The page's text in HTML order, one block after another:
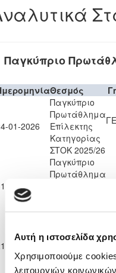
Αυτή η ιστοσελίδα
Χρησιμοποιούμε
λειτουργιών
Παγκύπριο
Θεσμός
01-2026
Παγκύπριο
Πρωτάθλημα
Επίλεκτης
Κατηγορίας
ΣΤΟΚ 2025/26
01-2026
Παγκύπριο
Πρωτάθλημα
ΣΤΟΚ 2025/26
02-2026
Πρωτάθλημα
Κατηγορίας
ΣΤΟΚ 2025/26